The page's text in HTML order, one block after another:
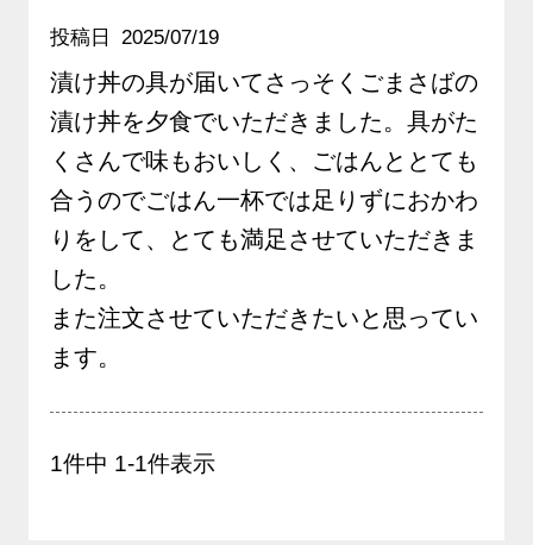
投稿日 2025/07/19
漬け丼の具が届いてさっそくごまさばの
漬け丼を夕食でいただきました。具がた
くさんで味もおいしく、ごはんととても
合うのでごはん一杯では足りずにおかわ
りをして、とても満足させていただきま
した。
また注文させていただきたいと思ってい
ます。
1件中 1-1件表示